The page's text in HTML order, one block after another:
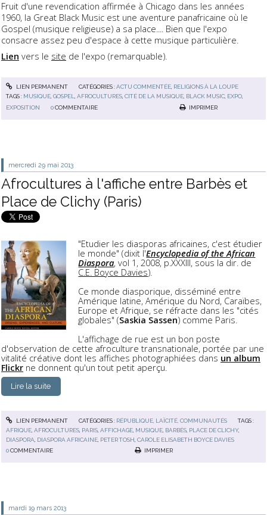
Fruit d'une revendication affirmée à Chicago dans les années
1960, la Great Black Music est une aventure panafricaine où le
Gospel (musique religieuse) a sa place.... Bien que l'expo
consacre assez peu d'espace à cette musique particulière.
Lien vers le site de l'expo (remarquable).
LIEN PERMANENT CATÉGORIES :ACTU COMMENTÉE, RELIGIONS À LA LOUPE
TAGS : MUSIQUE,GOSPEL,AFROCULTURES,CITÉ DE LA MUSIQUE, BLACK MUSIC, EXPO,
EXPOSITION
0 COMMENTAIRE IMPRIMER
mercredi 29 mai 2013
Afrocultures à l'affiche entre Barbès et
Place de Clichy (Paris)
"Etudier les diasporas africaines, c'est étudier
le monde" (dixit l'Encyclopedia of the African
Diaspora, vol 1, 2008, p.XXXIII, sous la dir. de
C.E. Boyce Davies).
Ce monde diasporique, disséminé entre
Amérique latine, Amérique du Nord, Caraïbes,
Europe et Afrique, se réfracte dans les "cités
globales" (Saskia Sassen) comme Paris.
L'affichage de rue est un bon poste
d'observation de cette afroculture transnationale, portée par une
vitalité créative dont les affiches photographiées dans un album
Flickr ne donnent qu'un tout petit aperçu.
Lire la suite
LIEN PERMANENT CATÉGORIES : RÉPUBLIQUE, LAÏCITÉ, COMMUNAUTÉS
TAGS :
AFRIQUE ,AFROCULTURES PARIS ,AFFICHAGE MUSIQUE BARBÈS PLACE DE CLICHY,
DIASPORA DIASPORA AFRICAINE PETER TOSH ,CAROLE ELISABETH BOYCE DAVIES
0COMMENTAIRE IMPRIMER
mardi 19 mars 2013